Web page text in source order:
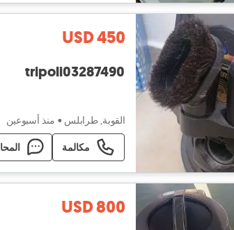
USD 450
tripoli03287490
القوبة, طرابلس • منذ أسبوعين
مكالمة
USD 800